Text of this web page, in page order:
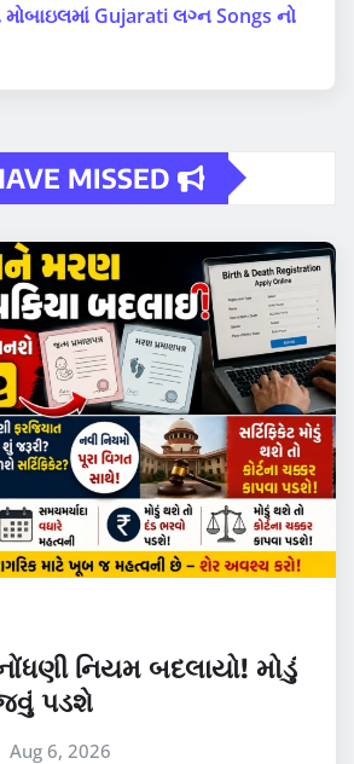
મોબાઇલમાં Gujarati લગ્ન Songs નો
MISSED
નિયમ બદલાયો! મોડું
જવું પડશે
Aug 6, 2026